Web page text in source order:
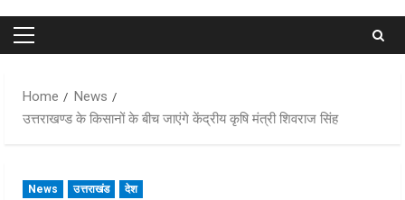
Primary
Home
News
उत्तराखण्ड के किसानों के बीच जाएंगे केंद्रीय कृषि मंत्री शिवराज सिंह
News उत्तराखंड देश